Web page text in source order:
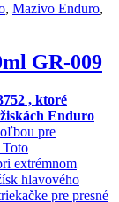
, Mazivo Enduro,
GR-009
, ktoré
Enduro
pre
Toto
extrémnom
hlavového
pre presné